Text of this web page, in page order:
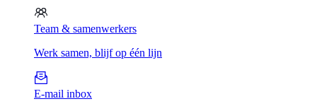
Team & samenwerkers
Werk samen, blijf op één lijn
E-mail inbox